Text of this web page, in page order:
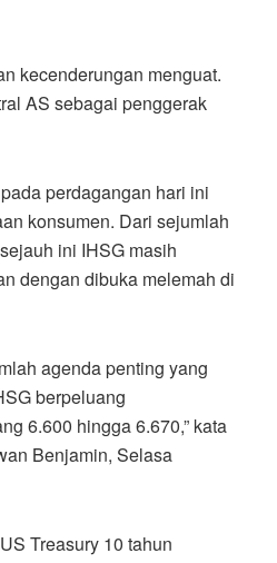
kecenderungan menguat.
AS sebagai penggerak
perdagangan hari ini
konsumen. Dari sejumlah
ini IHSG masih
dengan dibuka melemah di
agenda penting yang
berpeluang
6.600 hingga 6.670,” kata
Benjamin, Selasa
Treasury 10 tahun